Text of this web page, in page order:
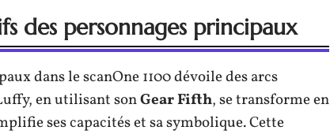
des personnages principaux
dans le scanOne 1100 dévoile des arcs
en utilisant sonGear Fifth, se transforme en
ses capacités et sa symbolique. Cette